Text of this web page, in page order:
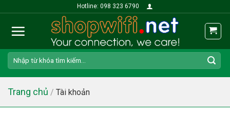
content
Hotline: 098 323 6790
Search
for:
Trang chủ / Tài khoản